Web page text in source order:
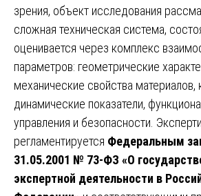
зрения, объект исследования
сложная техническая система,
оценивается через комплекс
параметров: геометрические
механические свойства материалов,
динамические показатели,
управления и безопасности.
регламентируется Федеральным
31.05.2001 № 73-ФЗ «О
экспертной деятельности в